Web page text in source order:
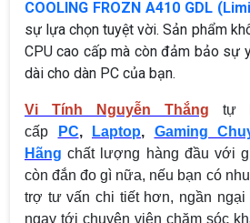
COOLING FROZN A410 GDL
sự lựa chọn tuyệt vời. Sản phẩm
CPU cao cấp mà còn đảm bảo sự
dài cho dàn PC của bạn.
Vi Tính Nguyễn Thắng tự
cấp
PC, Laptop, Gaming
Hãng chất lượng hàng đầu với
còn đắn đo gì nữa, nếu bạn có
trợ tư vấn chi tiết hơn, ngần
ngay tới chuyên viên chăm sóc